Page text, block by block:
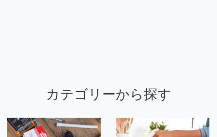
カテゴリーから探す